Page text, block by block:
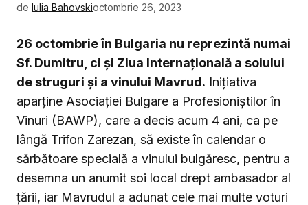
de Iulia Bahovskioctombrie 26, 2023
26 octombrie în Bulgaria nu reprezintă numai
Sf. Dumitru, ci și Ziua Internațională a soiului
de struguri și a vinului Mavrud. Inițiativa
aparține Asociației Bulgare a Profesioniștilor în
Vinuri (BAWP), care a decis acum 4 ani, ca pe
lângă Trifon Zarezan, să existe în calendar o
sărbătoare specială a vinului bulgăresc, pentru a
desemna un anumit soi local drept ambasador al
țării, iar Mavrudul a adunat cele mai multe voturi